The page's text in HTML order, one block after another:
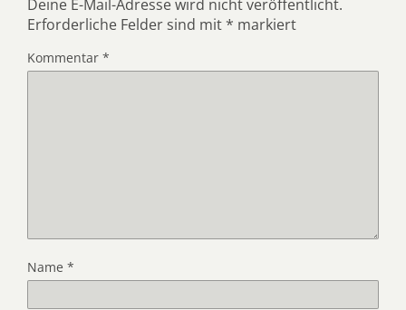
Deine E-Mail-Adresse wird nicht veröffentlicht.
Erforderliche Felder sind mit * markiert
Kommentar *
Name *